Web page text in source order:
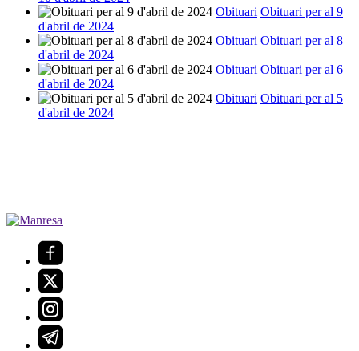
Obituari Obituari per al 9
d'abril de 2024
Obituari Obituari per al 8
d'abril de 2024
Obituari Obituari per al 6
d'abril de 2024
Obituari Obituari per al 5
d'abril de 2024